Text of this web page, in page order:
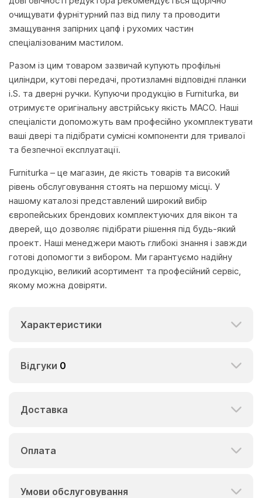
очищувати фурнітурний паз від пилу та проводити
змащування запірних цапф і рухомих частин
спеціалізованим мастилом.
Разом із цим товаром зазвичай купують профільні
циліндри, кутові передачі, протизламні відповідні планки
i.S. та дверні ручки. Купуючи продукцію в Furniturka, ви
отримуєте оригінальну австрійську якість MACO. Наші
спеціалісти допоможуть вам професійно укомплектувати
ваші двері та підібрати сумісні компоненти для тривалої
та безпечної експлуатації.
Furniturka – це магазин, де якість товарів та високий
рівень обслуговування стоять на першому місці. У
нашому каталозі представлений широкий вибір
європейських брендових комплектуючих для вікон та
дверей, що дозволяє підібрати рішення під будь-який
проект. Наші менеджери мають глибокі знання і завжди
готові допомогти з вибором. Ми гарантуємо надійну
продукцію, великий асортимент та професійний сервіс,
якому можна довіряти.
Характеристики
Відгуки 0
Доставка
Оплата
Умови обслуговування